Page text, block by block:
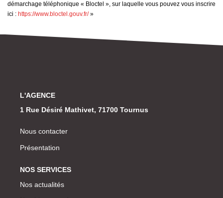
démarchage téléphonique « Bloctel », sur laquelle vous pouvez vous inscrire
ici : https://www.bloctel.gouv.fr/»
L'AGENCE
1 Rue Désiré Mathivet, 71700 Tournus
Nous contacter
Présentation
NOS SERVICES
Nos actualités